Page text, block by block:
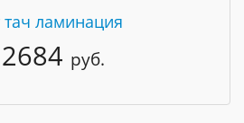
тач ламинация
2684 руб.